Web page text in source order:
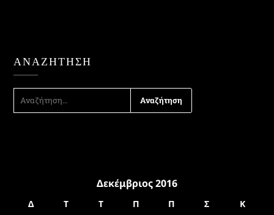
ΑΝΑΖΉΤΗΣΗ
ΑΝΑΖΉΤΗΣΗ
ΓΙΑ:
Δεκέμβριος 2016
Δ Τ Τ Π Π Σ
Κ